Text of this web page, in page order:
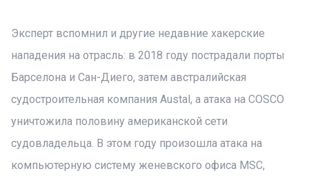
Эксперт вспомнил и другие недавние хакерские
нападения на отрасль: в 2018 году пострадали порты
Барселона и Сан-Диего, затем австралийская
судостроительная компания Austal, а атака на COSCO
уничтожила половину американской сети
судовладельца. В этом году произошла атака на
компьютерную систему женевского офиса MSC,